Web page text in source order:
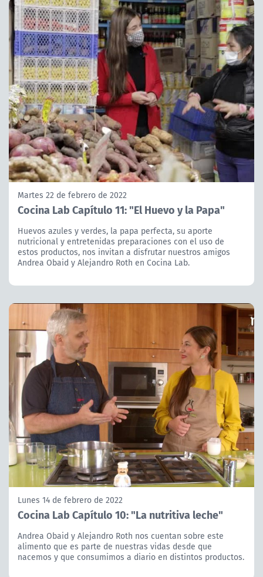
Martes 22 de febrero de 2022
Cocina Lab Capítulo 11: "El Huevo y la Papa"
Huevos azules y verdes, la papa perfecta, su aporte
nutricional y entretenidas preparaciones con el uso de
estos productos, nos invitan a disfrutar nuestros amigos
Andrea Obaid y Alejandro Roth en Cocina Lab.
Lunes 14 de febrero de 2022
Cocina Lab Capítulo 10: "La nutritiva leche"
Andrea Obaid y Alejandro Roth nos cuentan sobre este
alimento que es parte de nuestras vidas desde que
nacemos y que consumimos a diario en distintos productos.